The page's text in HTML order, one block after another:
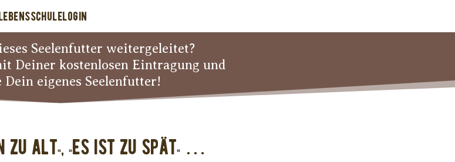
LOGIN
Seelenfutter weitergeleitet?
Deiner kostenlosen Eintragung und
Dein eigenes Seelenfutter!
zu alt«, »Es ist zu spät« …